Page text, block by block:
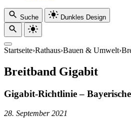
Suche Dunkles Design
Startseite›Rathaus›Bauen & Umwelt›
Breitband Gigabit
Gigabit-Richtlinie –
28. September 2021